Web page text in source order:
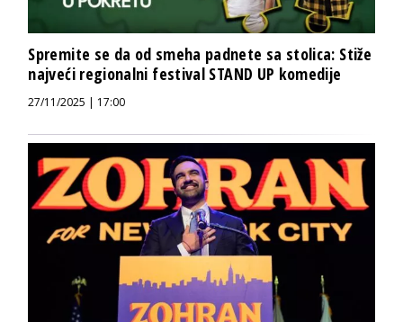
Spremite se da od smeha padnete sa stolica: Stiže
najveći regionalni festival STAND UP komedije
27/11/2025 | 17:00